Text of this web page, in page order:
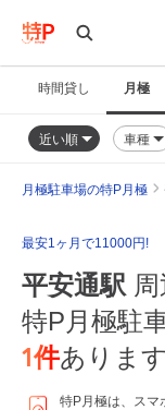
時間貸し 月極
近い順 車種
月極駐車場の特P月極
最安1ヶ月で11000円!
平安通駅
特P月極駐
1件あります
特P月極は、スマ